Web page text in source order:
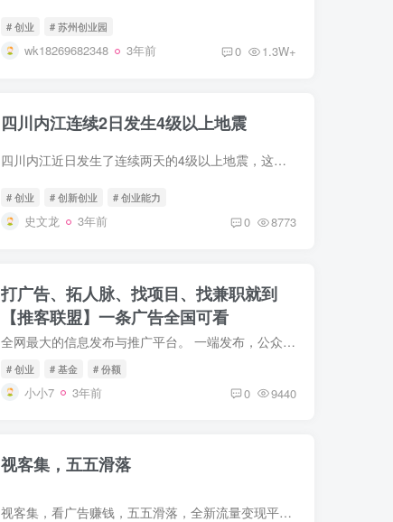
# 创业 # 苏州创业园
wk18269682348 3年前 0 1.3W+
四川内江连续2日发生4级以上地震
四川内江近日发生了连续两天的4级以上地震，这一系列地震引起了人们的关注和担忧。地震是地壳运动造成的自然灾害，会给人们的生活和财产带来严重威胁。虽然地震无法预测，但我们可以采取一些措...
# 创业 # 创新创业 # 创业能力
史文龙 3年前 0 8773
打广告、拓人脉、找项目、找兼职就到
【推客联盟】一条广告全国可看
全网最大的信息发布与推广平台。 一端发布，公众号+小程序+网页版+双app端同步推广！金牌合伙人享受粉丝开通合伙人、会员，发布、置顶、刷新信息、发布名片、微信群等一级40%，二级30%佣金️坚...
# 创业 # 基金 # 份额
小小7 3年前 0 9440
视客集，五五滑落
视客集，看广告赚钱，五五滑落，全新流量变现平台已。v信扫码先排先得，所有用户都按注册时间先后顺序从上到下从左到右五五公排！注册进来就能获得一个能容纳780人的流量梯队，排到自己梯队里的...